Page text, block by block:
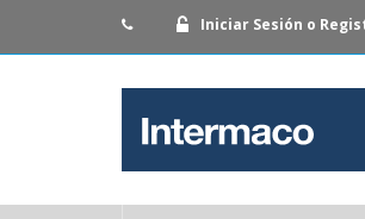
Iniciar Sesión o